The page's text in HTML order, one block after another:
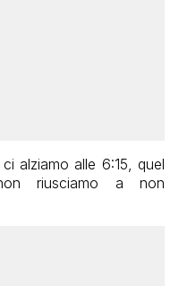
alziamo alle 6:15, quel
riusciamo a non